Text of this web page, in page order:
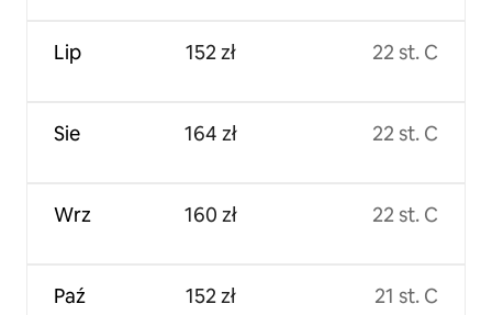
Lip
Sie
Wrz
Paź
152 zł
164 zł
160 zł
152 zł
22 st. C
22 st. C
22 st. C
21 st. C